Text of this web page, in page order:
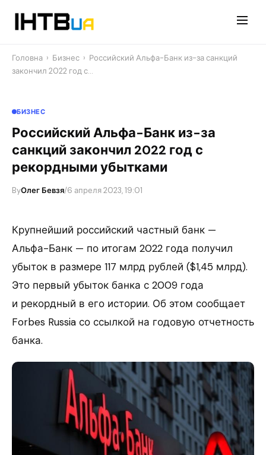
Головна › Бизнес › Российский Альфа-Банк из-за санкций
закончил 2022 год с…
БИЗНЕС
Российский Альфа-Банк из-за
санкций закончил 2022 год с
рекордными убытками
ByОлег Бевзя/6 апреля 2023, 19:01
Крупнейший российский частный банк —
Альфа-Банк — по итогам 2022 года получил
убыток в размере 117 млрд рублей ($1,45 млрд).
Это первый убыток банка с 2009 года
и рекордный в его истории. Об этом сообщает
Forbes Russia со ссылкой на годовую отчетность
банка.